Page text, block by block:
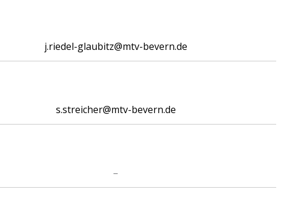
j.riedel-glaubitz@mtv-bevern.de
s.streicher@mtv-bevern.de
–